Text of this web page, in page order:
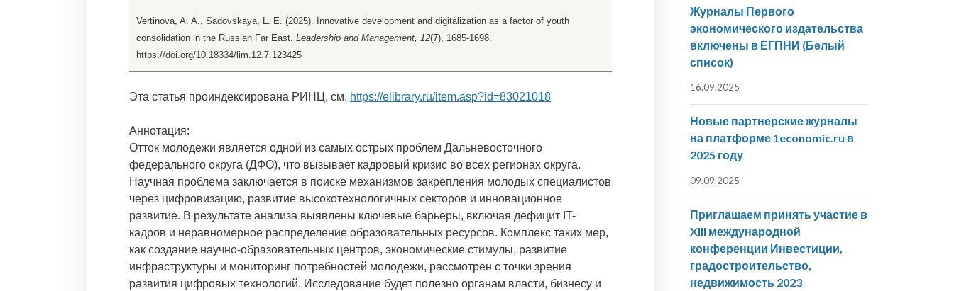
Vertinova, A. A., Sadovskaya, L. E. (2025). Innovative development and digitalization as a factor of youth
consolidation in the Russian Far East. Leadership and Management, 12(7), 1685-1698.
https://doi.org/10.18334/lim.12.7.123425
Эта статья проиндексирована РИНЦ, см. https://elibrary.ru/item.asp?id=83021018
Аннотация:
Отток молодежи является одной из самых острых проблем Дальневосточного
федерального округа (ДФО), что вызывает кадровый кризис во всех регионах округа.
Научная проблема заключается в поиске механизмов закрепления молодых специалистов
через цифровизацию, развитие высокотехнологичных секторов и инновационное
развитие. В результате анализа выявлены ключевые барьеры, включая дефицит IT-
кадров и неравномерное распределение образовательных ресурсов. Комплекс таких мер,
как создание научно-образовательных центров, экономические стимулы, развитие
инфраструктуры и мониторинг потребностей молодежи, рассмотрен с точки зрения
развития цифровых технологий. Исследование будет полезно органам власти, бизнесу и
Журналы Первого
экономического издательства
включены в ЕГПНИ (Белый
список)
16.09.2025
Новые партнерские журналы
на платформе 1economic.ru в
2025 году
09.09.2025
Приглашаем принять участие в
XIII международной
конференции Инвестиции,
градостроительство,
недвижимость 2023